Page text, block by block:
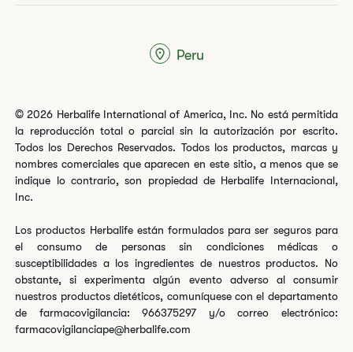
© 2026 Herbalife International of America, Inc. No está permitida
la reproducción total o parcial sin la autorización por escrito.
Todos los Derechos Reservados. Todos los productos, marcas y
nombres comerciales que aparecen en este sitio, a menos que se
indique lo contrario, son propiedad de Herbalife Internacional,
Inc.
Los productos Herbalife están formulados para ser seguros para
el consumo de personas sin condiciones médicas o
susceptibilidades a los ingredientes de nuestros productos. No
obstante, si experimenta algún evento adverso al consumir
nuestros productos dietéticos, comuníquese con el departamento
de farmacovigilancia: 966375297 y/o correo electrónico:
farmacovigilanciape@herbalife.com
Peru